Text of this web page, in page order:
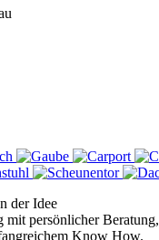
der Idee
mit persönlicher Beratung,
Know How.